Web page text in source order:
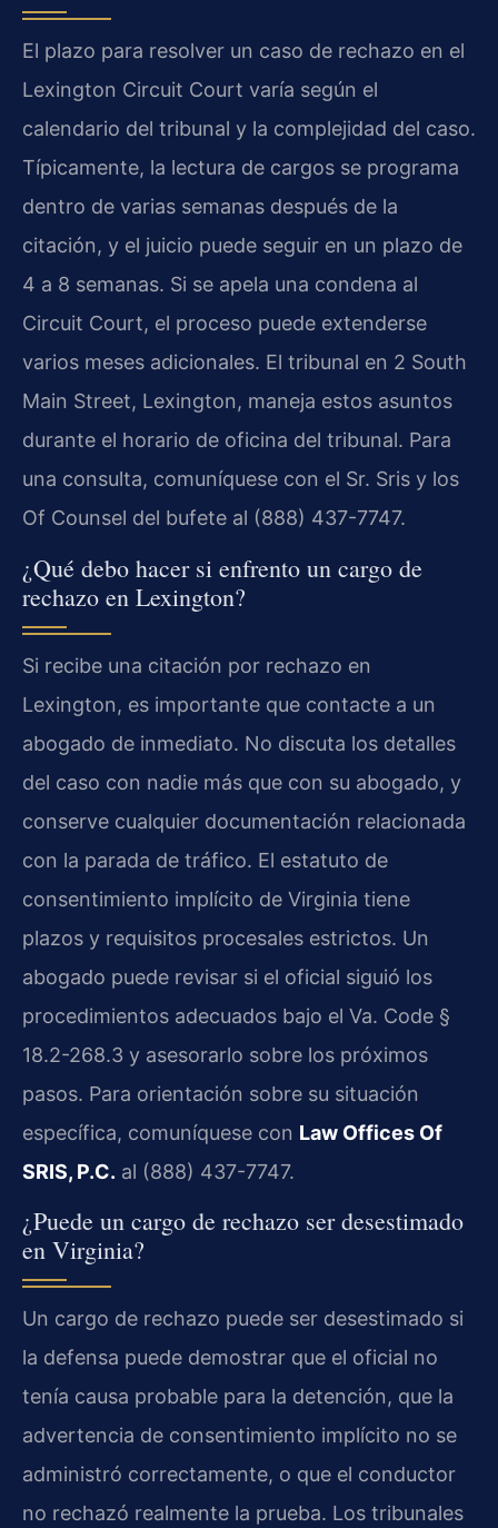
El plazo para resolver un caso de rechazo en el
Lexington Circuit Court varía según el
calendario del tribunal y la complejidad del caso.
Típicamente, la lectura de cargos se programa
dentro de varias semanas después de la
citación, y el juicio puede seguir en un plazo de
4 a 8 semanas. Si se apela una condena al
Circuit Court, el proceso puede extenderse
varios meses adicionales. El tribunal en 2 South
Main Street, Lexington, maneja estos asuntos
durante el horario de oficina del tribunal. Para
una consulta, comuníquese con el Sr. Sris y los
Of Counsel del bufete al (888) 437-7747.
¿Qué debo hacer si enfrento un cargo de
rechazo en Lexington?
Si recibe una citación por rechazo en
Lexington, es importante que contacte a un
abogado de inmediato. No discuta los detalles
del caso con nadie más que con su abogado, y
conserve cualquier documentación relacionada
con la parada de tráfico. El estatuto de
consentimiento implícito de Virginia tiene
plazos y requisitos procesales estrictos. Un
abogado puede revisar si el oficial siguió los
procedimientos adecuados bajo el Va. Code §
18.2-268.3 y asesorarlo sobre los próximos
pasos. Para orientación sobre su situación
específica, comuníquese con Law Offices Of
SRIS, P.C. al (888) 437-7747.
¿Puede un cargo de rechazo ser desestimado
en Virginia?
Un cargo de rechazo puede ser desestimado si
la defensa puede demostrar que el oficial no
tenía causa probable para la detención, que la
advertencia de consentimiento implícito no se
administró correctamente, o que el conductor
no rechazó realmente la prueba. Los tribunales